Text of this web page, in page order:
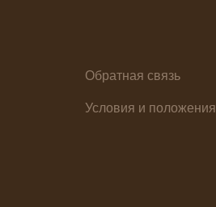
Обратная связь
Условия и положения